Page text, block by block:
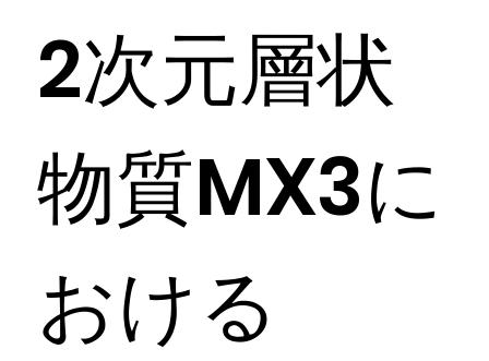
T
N
T
​2次元層状
物質MX3に
おける